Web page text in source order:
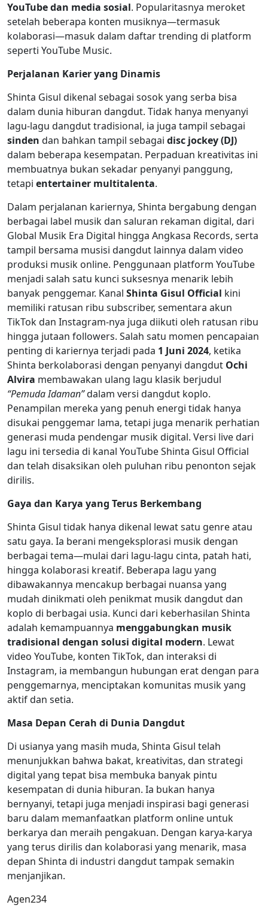
YouTube dan media sosial. Popularitasnya meroket
setelah beberapa konten musiknya—termasuk
kolaborasi—masuk dalam daftar trending di platform
seperti YouTube Music.
Perjalanan Karier yang Dinamis
Shinta Gisul dikenal sebagai sosok yang serba bisa
dalam dunia hiburan dangdut. Tidak hanya menyanyi
lagu-lagu dangdut tradisional, ia juga tampil sebagai
sinden dan bahkan tampil sebagai disc jockey (DJ)
dalam beberapa kesempatan. Perpaduan kreativitas ini
membuatnya bukan sekadar penyanyi panggung,
tetapi entertainer multitalenta.
Dalam perjalanan kariernya, Shinta bergabung dengan
berbagai label musik dan saluran rekaman digital, dari
Global Musik Era Digital hingga Angkasa Records, serta
tampil bersama musisi dangdut lainnya dalam video
produksi musik online. Penggunaan platform YouTube
menjadi salah satu kunci suksesnya menarik lebih
banyak penggemar. Kanal Shinta Gisul Official kini
memiliki ratusan ribu subscriber, sementara akun
TikTok dan Instagram-nya juga diikuti oleh ratusan ribu
hingga jutaan followers. Salah satu momen pencapaian
penting di kariernya terjadi pada 1 Juni 2024, ketika
Shinta berkolaborasi dengan penyanyi dangdut Ochi
Alvira membawakan ulang lagu klasik berjudul
“Pemuda Idaman”dalam versi dangdut koplo.
Penampilan mereka yang penuh energi tidak hanya
disukai penggemar lama, tetapi juga menarik perhatian
generasi muda pendengar musik digital. Versi live dari
lagu ini tersedia di kanal YouTube Shinta Gisul Official
dan telah disaksikan oleh puluhan ribu penonton sejak
dirilis.
Gaya dan Karya yang Terus Berkembang
Shinta Gisul tidak hanya dikenal lewat satu genre atau
satu gaya. Ia berani mengeksplorasi musik dengan
berbagai tema—mulai dari lagu-lagu cinta, patah hati,
hingga kolaborasi kreatif. Beberapa lagu yang
dibawakannya mencakup berbagai nuansa yang
mudah dinikmati oleh penikmat musik dangdut dan
koplo di berbagai usia. Kunci dari keberhasilan Shinta
adalah kemampuannya menggabungkan musik
tradisional dengan solusi digital modern. Lewat
video YouTube, konten TikTok, dan interaksi di
Instagram, ia membangun hubungan erat dengan para
penggemarnya, menciptakan komunitas musik yang
aktif dan setia.
Masa Depan Cerah di Dunia Dangdut
Di usianya yang masih muda, Shinta Gisul telah
menunjukkan bahwa bakat, kreativitas, dan strategi
digital yang tepat bisa membuka banyak pintu
kesempatan di dunia hiburan. Ia bukan hanya
bernyanyi, tetapi juga menjadi inspirasi bagi generasi
baru dalam memanfaatkan platform online untuk
berkarya dan meraih pengakuan. Dengan karya-karya
yang terus dirilis dan kolaborasi yang menarik, masa
depan Shinta di industri dangdut tampak semakin
menjanjikan.
Agen234